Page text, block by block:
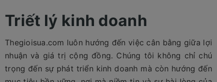
Triết lý kinh doanh
Thegioisua.com luôn hướng đến việc cân bằng giữa lợi
nhuận và giá trị cộng đồng. Chúng tôi không chỉ chú
trọng đến sự phát triển kinh doanh mà còn hướng đến